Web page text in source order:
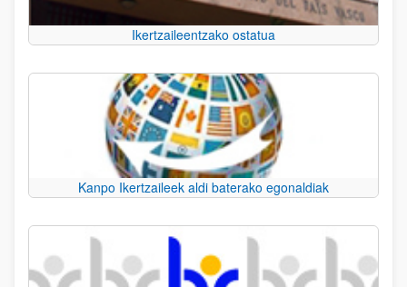
Ikertzaileentzako ostatua
Kanpo Ikertzaileek aldi baterako egonaldiak